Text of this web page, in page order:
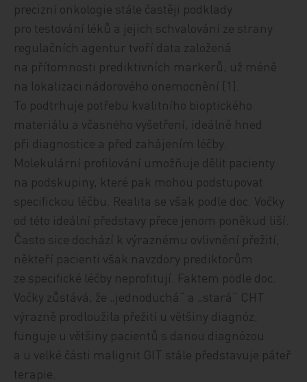
precizní onkologie stále častěji podklady
pro testování léků a jejich schvalování ze strany
regulačních agentur tvoří data založená
na přítomnosti prediktivních markerů, už méně
na lokalizaci nádorového onemocnění [1].
To podtrhuje potřebu kvalitního bioptického
materiálu a včasného vyšetření, ideálně hned
při diagnostice a před zahájením léčby.
Molekulární profilování umožňuje dělit pacienty
na podskupiny, které pak mohou podstupovat
specifickou léčbu. Realita se však podle doc. Vočky
od této ideální představy přece jenom poněkud liší.
Často sice dochází k výraznému ovlivnění přežití,
někteří pacienti však navzdory prediktorům
ze specifické léčby neprofitují. Faktem podle doc.
Vočky zůstává, že „jednoduchá“ a „stará“ CHT
výrazně prodloužila přežití u většiny diagnóz,
funguje u většiny pacientů s danou diagnózou
a u velké části malignit GIT stále představuje páteř
terapie.